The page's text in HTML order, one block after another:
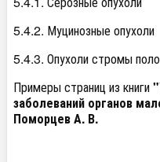
5.4.2. Муцинозные опухоли
5.4.3. Опухоли стромы
Примеры страниц из книги
заболеваний органов
Поморцев А. В.